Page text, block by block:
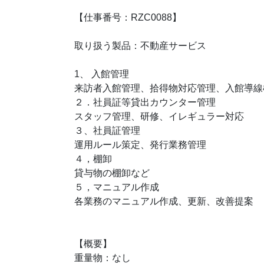
【仕事番号：RZC0088】
取り扱う製品：不動産サービス
1、 入館管理
来訪者入館管理、拾得物対応管理、入館導
２．社員証等貸出カウンター管理
スタッフ管理、研修、イレギュラー対応
３、社員証管理
運用ルール策定、発行業務管理
４，棚卸
貸与物の棚卸など
５，マニュアル作成
各業務のマニュアル作成、更新、改善提案
【概要】
重量物：なし